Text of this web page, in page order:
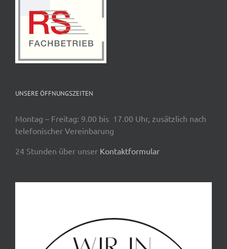
UNSERE ÖFFNUNGSZEITEN
Montag – Freitag: 9.00 bis 17.00 Uhr, zusätzlich nach
telefonischer Vereinbarung
24 Stunden über unser Kontaktformular